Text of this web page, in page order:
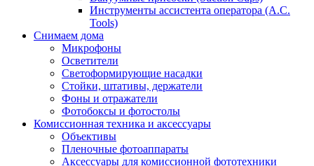
Инструменты ассистента оператора (A.C.
Tools)
Снимаем дома
Микрофоны
Осветители
Светоформирующие насадки
Стойки, штативы, держатели
Фоны и отражатели
Фотобоксы и фотостолы
Комиссионная техника и аксессуары
Объективы
Пленочные фотоаппараты
Аксессуары для комиссионной фототехники